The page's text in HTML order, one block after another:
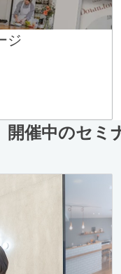
ジ
開催中のセミ